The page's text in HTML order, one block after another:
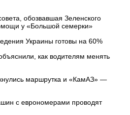
обозвавшая Зеленского
у «Большой семерки»
Украины готовы на 60%
как водителям менять
маршрутка и «КамАЗ» —
с еврономерами проводят